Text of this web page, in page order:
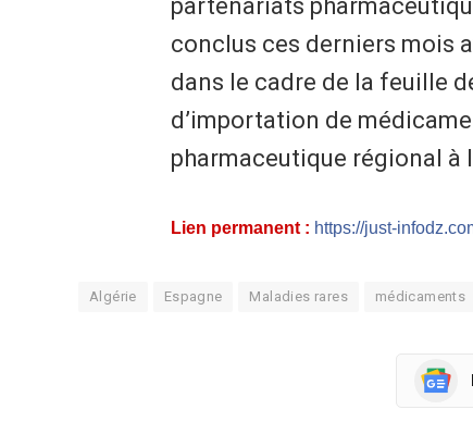
partenariats
conclus ces derniers mois
dans le cadre de la feuille
d’importation de
pharmaceutique régional à
Lien permanent : https://just-
Algérie Espagne Maladies rares médicaments